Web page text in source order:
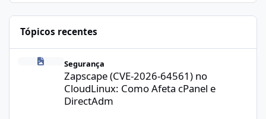
Tópicos recentes
Segurança
Zapscape (CVE-2026-64561) no
CloudLinux: Como Afeta cPanel e
DirectAdm